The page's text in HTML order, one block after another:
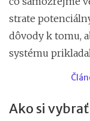
strate
dôvody k tomu,
systému
Ako si